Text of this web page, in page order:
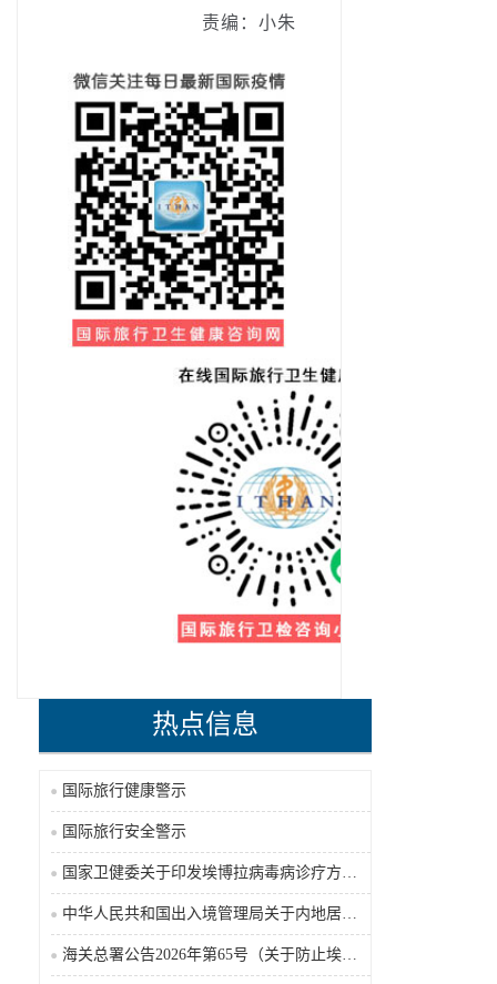
责编：小朱
热点信息
国际旅行健康警示
国际旅行安全警示
国家卫健委关于印发埃博拉病毒病诊疗方案（2026年版）的通知
中华人民共和国出入境管理局关于内地居民前往港澳地区定居审批条件的公告（2026-06-30）
海关总署公告2026年第65号（关于防止埃博拉病毒病疫情传入我国的公告）（2026-05-18）